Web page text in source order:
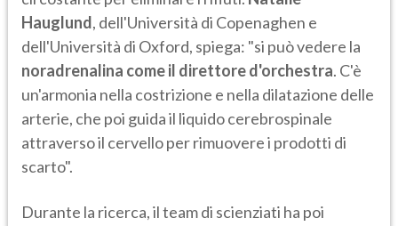
Hauglund, dell'Università di Copenaghen e
dell'Università di Oxford, spiega: "si può vedere la
noradrenalina come il direttore d'orchestra. C'è
un'armonia nella costrizione e nella dilatazione delle
arterie, che poi guida il liquido cerebrospinale
attraverso il cervello per rimuovere i prodotti di
scarto".
Durante la ricerca, il team di scienziati ha poi